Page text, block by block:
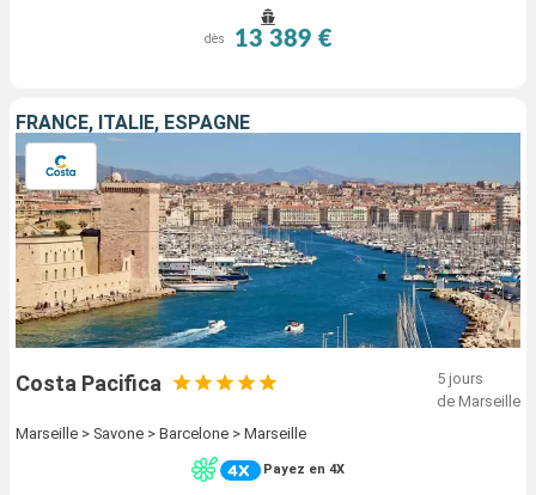
dès 13 389 €
FRANCE, ITALIE, ESPAGNE
Costa Pacifica
5 jours
de Marseille
Marseille > Savone > Barcelone > Marseille
Payez en 4X